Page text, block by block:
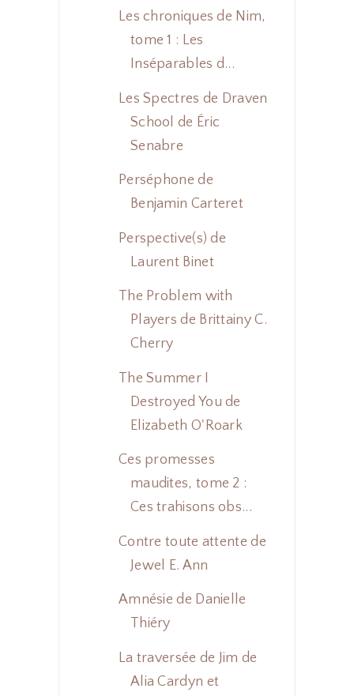
Les chroniques de Nim,
tome 1 : Les
Inséparables d...
Les Spectres de Draven
School de Éric
Senabre
Perséphone de
Benjamin Carteret
Perspective(s) de
Laurent Binet
The Problem with
Players de Brittainy C.
Cherry
The Summer I
Destroyed You de
Elizabeth O'Roark
Ces promesses
maudites, tome 2 :
Ces trahisons obs...
Contre toute attente de
Jewel E. Ann
Amnésie de Danielle
Thiéry
La traversée de Jim de
Alia Cardyn et